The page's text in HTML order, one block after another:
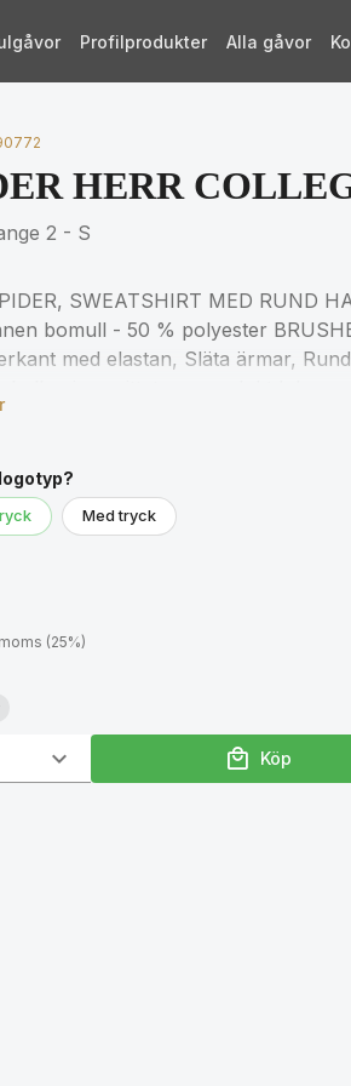
Profilprodukter Alla gåvor
HERR
2 - S
SWEATSHIRT MED RUND
bomull - 50 % polyester
med elastan, Släta ärmar,
Med tryck
(25%)
Köp